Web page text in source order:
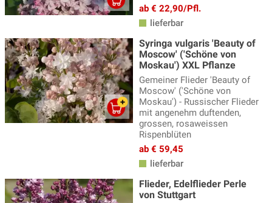
ab € 22,90/Pfl.
lieferbar
Syringa vulgaris 'Beauty of
Moscow' ('Schöne von
Moskau') XXL Pflanze
Gemeiner Flieder 'Beauty of
Moscow' ('Schöne von
Moskau') - Russischer Flieder
mit angenehm duftenden,
grossen, rosaweissen
Rispenblüten
ab € 59,45
lieferbar
Flieder, Edelflieder Perle
von Stuttgart